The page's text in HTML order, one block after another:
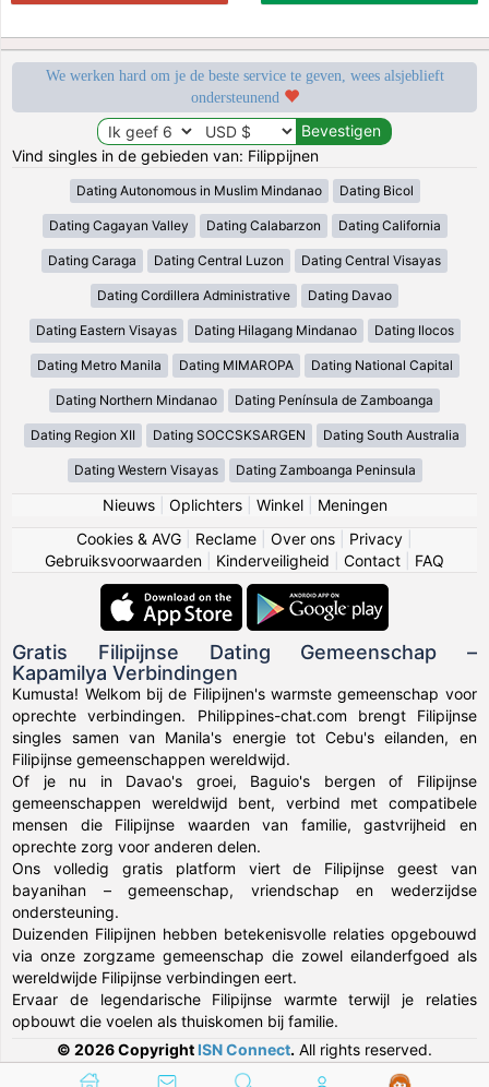
We werken hard om je de beste service te geven, wees alsjeblieft
ondersteunend
Vind singles in de gebieden van: Filippijnen
Dating Autonomous in Muslim Mindanao Dating Bicol
Dating Cagayan Valley Dating Calabarzon Dating California
Dating Caraga Dating Central Luzon Dating Central Visayas
Dating Cordillera Administrative Dating Davao
Dating Eastern Visayas Dating Hilagang Mindanao Dating Ilocos
Dating Metro Manila Dating MIMAROPA Dating National Capital
Dating Northern Mindanao Dating Península de Zamboanga
Dating Region XII Dating SOCCSKSARGEN Dating South Australia
Dating Western Visayas Dating Zamboanga Peninsula
Nieuws| Oplichters| Winkel| Meningen
Cookies & AVG
Reclame Over ons Privacy
Gebruiksvoorwaarden
Kinderveiligheid Contact FAQ
Gratis Filipijnse Dating Gemeenschap –
Kapamilya Verbindingen
Kumusta! Welkom bij de Filipijnen's warmste gemeenschap voor
oprechte verbindingen. Philippines-chat.com brengt Filipijnse
singles samen van Manila's energie tot Cebu's eilanden, en
Filipijnse gemeenschappen wereldwijd.
Of je nu in Davao's groei, Baguio's bergen of Filipijnse
gemeenschappen wereldwijd bent, verbind met compatibele
mensen die Filipijnse waarden van familie, gastvrijheid en
oprechte zorg voor anderen delen.
Ons volledig gratis platform viert de Filipijnse geest van
bayanihan – gemeenschap, vriendschap en wederzijdse
ondersteuning.
Duizenden Filipijnen hebben betekenisvolle relaties opgebouwd
via onze zorgzame gemeenschap die zowel eilanderfgoed als
wereldwijde Filipijnse verbindingen eert.
Ervaar de legendarische Filipijnse warmte terwijl je relaties
opbouwt die voelen als thuiskomen bij familie.
© 2026 Copyright ISN Connect. All rights reserved.